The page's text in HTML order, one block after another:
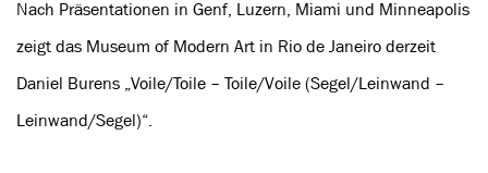
Nach Präsentationen in Genf, Luzern, Miami und Minneapolis
zeigt das Museum of Modern Art in Rio de Janeiro derzeit
Daniel Burens „Voile/Toile – Toile/Voile (Segel/Leinwand –
Leinwand/Segel)“.